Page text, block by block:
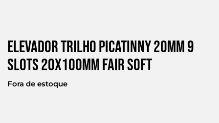
Elevador Trilho Picatinny 20mm 9
Slots 20x100mm Fair Soft
Fora de estoque